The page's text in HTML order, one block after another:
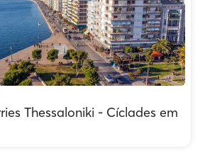
Thessaloniki - Cíclades em